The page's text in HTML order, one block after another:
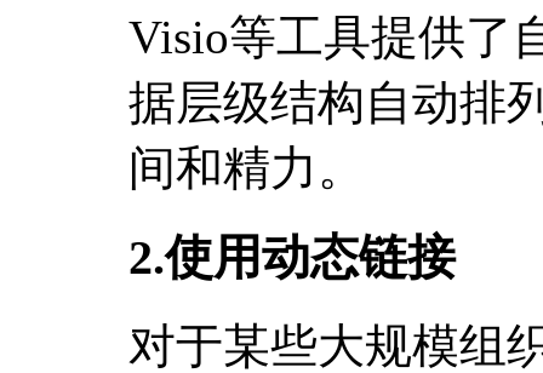
Visio等工具提供了
据层级结构自动排
间和精力。
2.使用动态链接
对于某些大规模组